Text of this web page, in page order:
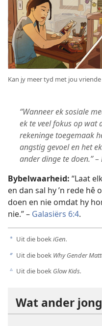
Kan jy meer tyd met jou
“Wanneer ek sosiale
ek te veel fokus op wat
rekeninge toegemaak
angstig gevoel en het
ander dinge te doen.” –
Bybelwaarheid: “Laat
en dan sal hy ’n rede hê
doen en nie omdat hy
nie.” – Galasiërs 6:4.
a Uit die boekiGen.
b Uit die boek Why Gender
c Uit die boek Glow Kids.
Wat ander